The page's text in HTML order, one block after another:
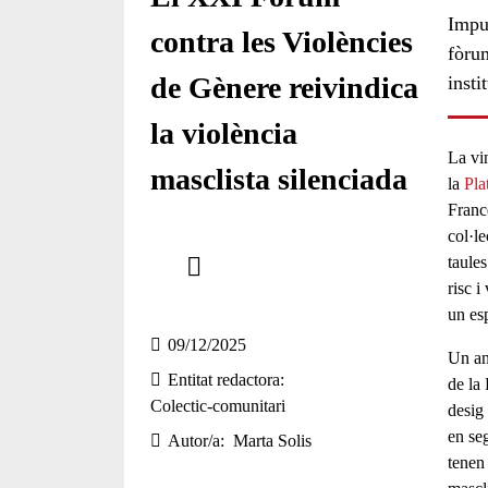
contra les Violències
de Gènere reivindica
la violència
masclista silenciada
09/12/2025
Entitat redactora
Colectic-comunitari
Autor/a
Marta Solis
La
la
risc i
un
Un
de la
desig
en